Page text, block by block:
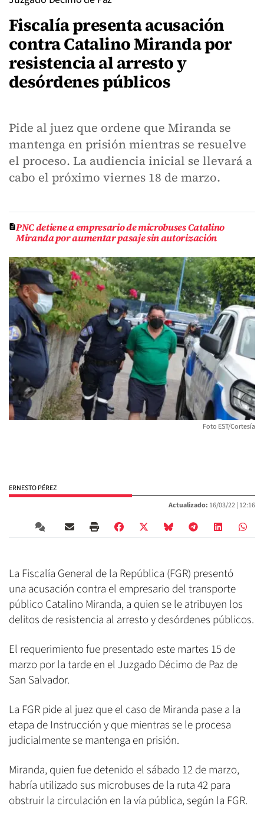
Fiscalía presenta acusación
contra Catalino Miranda por
resistencia al arresto y
desórdenes públicos
Pide al juez que ordene que Miranda se
mantenga en prisión mientras se resuelve
el proceso. La audiencia inicial se llevará a
cabo el próximo viernes 18 de marzo.
PNC detiene a empresario de microbuses Catalino
Miranda por aumentar pasaje sin autorización
Foto EST/Cortesía
ERNESTO PÉREZ
Actualizado: 16/03/22 | 12:16
La Fiscalía General de la República (FGR) presentó
una acusación contra el empresario del transporte
público Catalino Miranda, a quien se le atribuyen los
delitos de resistencia al arresto y desórdenes públicos.
El requerimiento fue presentado este martes 15 de
marzo por la tarde en el Juzgado Décimo de Paz de
San Salvador.
La FGR pide al juez que el caso de Miranda pase a la
etapa de Instrucción y que mientras se le procesa
judicialmente se mantenga en prisión.
Miranda, quien fue detenido el sábado 12 de marzo,
habría utilizado sus microbuses de la ruta 42 para
obstruir la circulación en la vía pública, según la FGR.